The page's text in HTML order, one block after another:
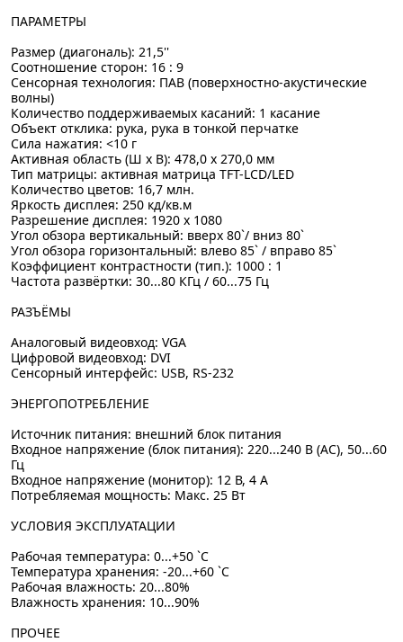
ПАРАМЕТРЫ
Размер (диагональ): 21,5''
Соотношение сторон: 16 : 9
Сенсорная технология: ПАВ (поверхностно-акустические
волны)
Количество поддерживаемых касаний: 1 касание
Объект отклика: рука, рука в тонкой перчатке
Сила нажатия: <10 г
Активная область (Ш x В): 478,0 x 270,0 мм
Тип матрицы: активная матрица TFT-LCD/LED
Количество цветов: 16,7 млн.
Яркость дисплея: 250 кд/кв.м
Разрешение дисплея: 1920 x 1080
Угол обзора вертикальный: вверх 80`/ вниз 80`
Угол обзора горизонтальный: влево 85` / вправо 85`
Коэффициент контрастности (тип.): 1000 : 1
Частота развёртки: 30...80 КГц / 60...75 Гц
РАЗЪЁМЫ
Аналоговый видеовход: VGA
Цифровой видеовход: DVI
Сенсорный интерфейс: USB, RS-232
ЭНЕРГОПОТРЕБЛЕНИЕ
Источник питания: внешний блок питания
Входное напряжение (блок питания): 220...240 В (AC), 50...60
Гц
Входное напряжение (монитор): 12 В, 4 А
Потребляемая мощность: Макс. 25 Вт
УСЛОВИЯ ЭКСПЛУАТАЦИИ
Рабочая температура: 0...+50 `C
Температура хранения: -20...+60 `C
Рабочая влажность: 20...80%
Влажность хранения: 10...90%
ПРОЧЕЕ